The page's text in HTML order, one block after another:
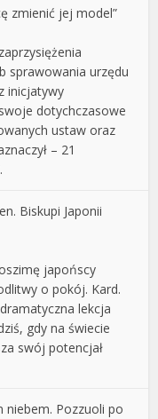
zmienić jej model”
sprawowania urzędu
inicjatywy
dotychczasowe
ustaw oraz
– 21
Biskupi Japonii
japońscy
o pokój. Kard.
lekcja
gdy na świecie
swój potencjał
niebem. Pozzuoli po